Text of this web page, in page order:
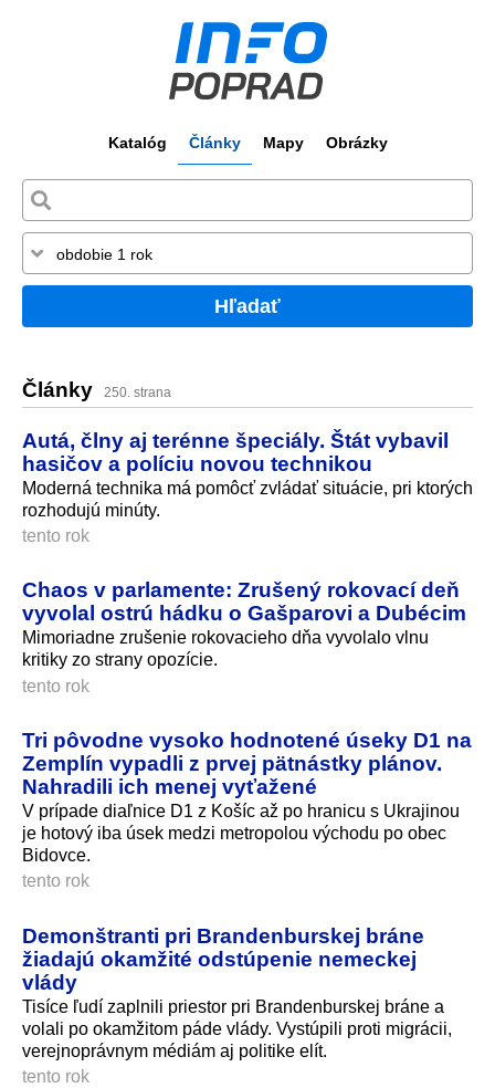
Katalóg Články Mapy Obrázky
Hľadať
Články 250. strana
Autá, člny aj terénne špeciály. Štát vybavil
hasičov a políciu novou technikou
Moderná technika má pomôcť zvládať situácie, pri ktorých
rozhodujú minúty.
tento rok
Chaos v parlamente: Zrušený rokovací deň
vyvolal ostrú hádku o Gašparovi a Dubécim
Mimoriadne zrušenie rokovacieho dňa vyvolalo vlnu
kritiky zo strany opozície.
tento rok
Tri pôvodne vysoko hodnotené úseky D1 na
Zemplín vypadli z prvej pätnástky plánov.
Nahradili ich menej vyťažené
V prípade diaľnice D1 z Košíc až po hranicu s Ukrajinou
je hotový iba úsek medzi metropolou východu po obec
Bidovce.
tento rok
Demonštranti pri Brandenburskej bráne
žiadajú okamžité odstúpenie nemeckej
vlády
Tisíce ľudí zaplnili priestor pri Brandenburskej bráne a
volali po okamžitom páde vlády. Vystúpili proti migrácii,
verejnoprávnym médiám aj politike elít.
tento rok